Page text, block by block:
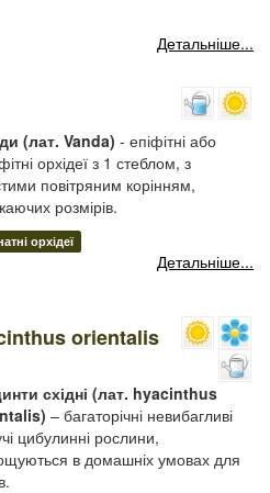
Детальніше...
(лат. Vanda) - епіфітні або
орхідеї з 1 стеблом, з
повітряним корінням,
розмірів.
орхідеї
Детальніше...
orientalis
східні (лат. hyacinthus
– багаторічні невибагливі
цибулинні рослини,
в домашніх умовах для